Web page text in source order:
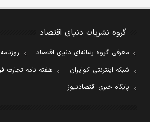
گروه نشریات دنیای اقتصاد
معرفی گروه رسانه‌ای دنیای اقتصاد
شبکه اینترنتی اکوایران
هفته نامه تجارت
پایگاه خبری اقتصادنیوز